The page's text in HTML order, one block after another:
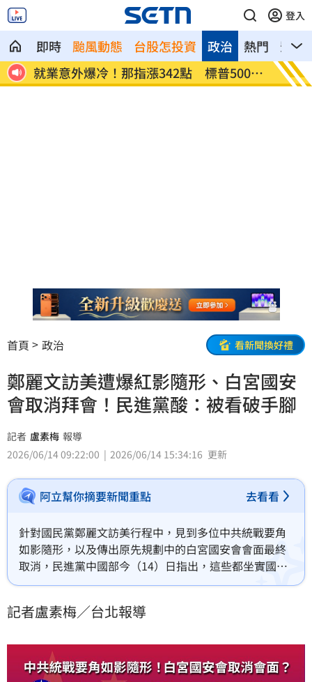
登入
即時 颱風動態 台股怎投資 熱門 影音
政治
炸
就業意外爆冷！那指漲342點 標普500新
高
美通
關稅
首頁 政治 看新聞換好禮
鄭麗文訪美遭爆紅影隨形、白宮國安
會取消拜會！民進黨酸：被看破手腳
記者 盧素梅 報導
2026/06/14 09:22:00
2026/06/14 15:34:16 更新
阿立幫你摘要新聞重點 去看看
針對國民黨鄭麗文訪美行程中，見到多位中共統戰要角
如影隨形，以及傳出原先規劃中的白宮國安會會面最終
取消，民進黨中國部今（14）日指出，這些都坐實國民
黨持續與中共統戰系統牽扯不清，也是在向國際宣示，
示，國民黨若再不能正視自己的「紅色危機」，只會更
黨『欽點』國民黨總統參選人」的難看窘境裡。
記者盧素梅／台北報導